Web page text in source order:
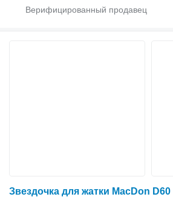
Звездочка для жатки MacDon D60